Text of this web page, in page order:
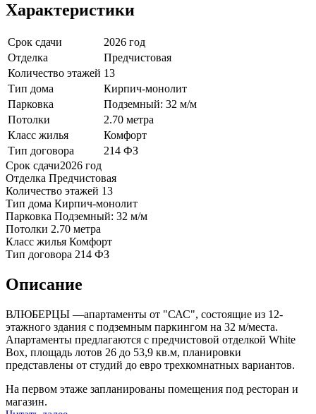
Характеристики
Срок сдачи
2026 год
Отделка
Предчистовая
Количество этажей 13
Тип дома
Кирпич-монолит
Парковка
Подземный: 32 м/м
Потолки
2.70 метра
Класс жилья
Комфорт
Тип договора
214 ФЗ
Срок сдачи2026 год
Отделка Предчистовая
Количество этажей 13
Тип дома Кирпич-монолит
Парковка Подземный: 32 м/м
Потолки 2.70 метра
Класс жилья Комфорт
Тип договора 214 ФЗ
Описание
ВЛЮБЕРЦЫ —апартаменты от "САС", состоящие из 12-
этажного здания с подземным паркингом на 32 м/места.
Апартаменты предлагаются с предчистовой отделкой White
Box, площадь лотов 26 до 53,9 кв.м, планировки
представлены от студий до евро трехкомнатных вариантов.
На первом этаже запланированы помещения под ресторан и
магазин.